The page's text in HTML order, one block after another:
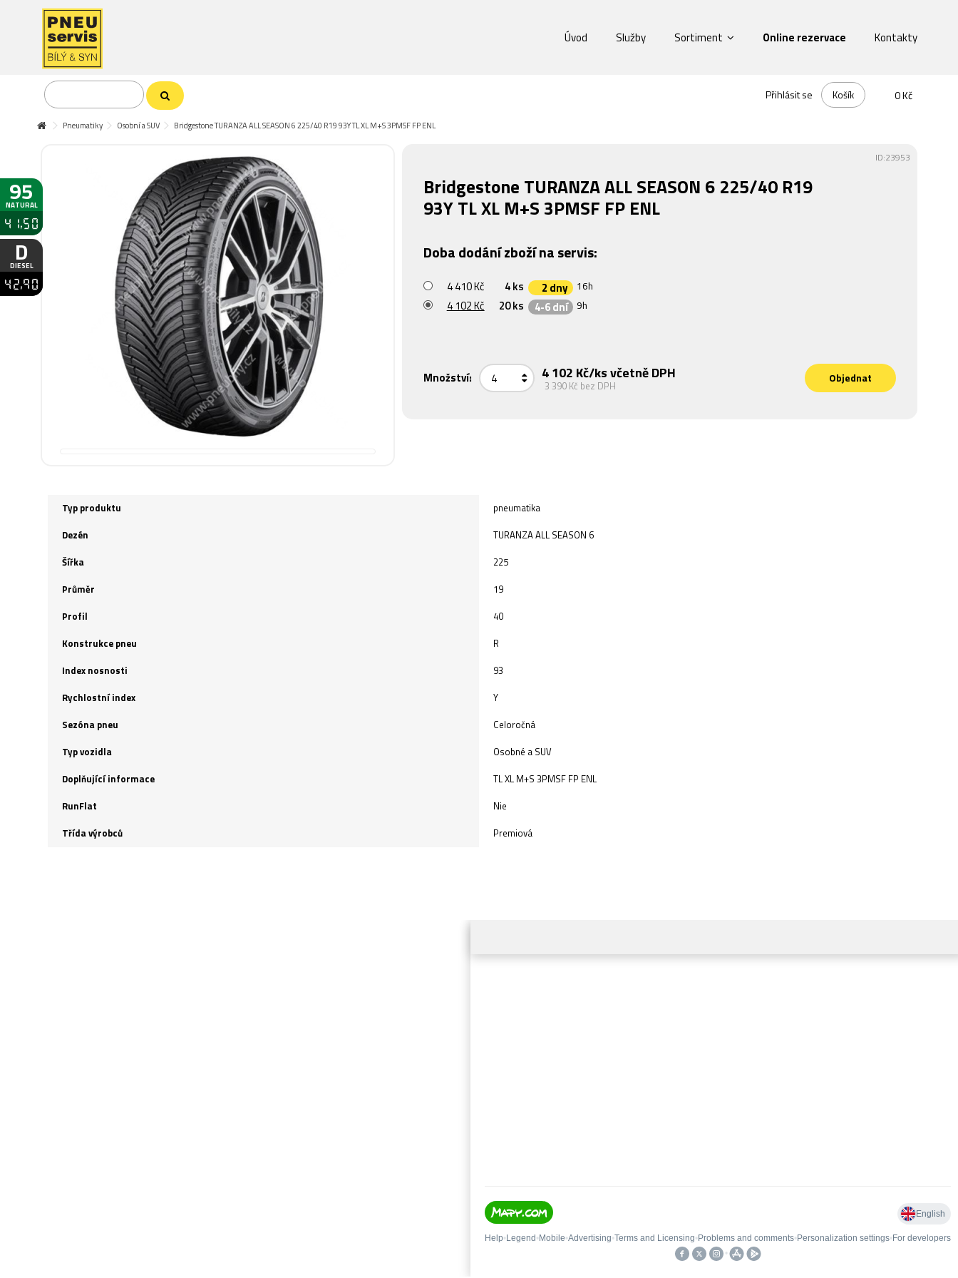
95
NATURAL
41,50
D
DIESEL
42,90
Úvod Služby Sortiment Online rezervace Kontakty
0 Kč
Košík
Přihlásit se
Pneumatiky Osobní a SUV Bridgestone TURANZA ALL SEASON 6 225/40 R19 93Y TL XL M+S 3PMSF FP ENL
ID:23953
Bridgestone TURANZA ALL SEASON 6 225/40 R19
93Y TL XL M+S 3PMSF FP ENL
Doba dodání zboží na servis:
4 410 Kč 4 ks 2 dny 16h
4 102 Kč 20 ks 4-6 dní 9h
Množství: 4 102 Kč/ks včetně DPH
3 390 Kč bez DPH
Objednat
Typ produktu
pneumatika
Dezén
TURANZA ALL SEASON 6
Šířka
225
Průměr
19
Profil
40
Konstrukce pneu
R
Index nosnosti
93
Rychlostní index
Y
Sezóna pneu
Celoročná
Typ vozidla
Osobné a SUV
Doplňující informace
TL XL M+S 3PMSF FP ENL
RunFlat
Nie
Třída výrobců
Premiová